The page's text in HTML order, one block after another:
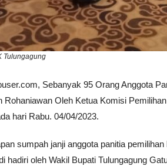
Tulungagung
Sebanyak 95 Orang Anggota
Rohaniawan Oleh Ketua Komisi
hari Rabu. 04/04/2023.
sumpah janji anggota panitia
hadiri oleh Wakil Bupati Tulungagung